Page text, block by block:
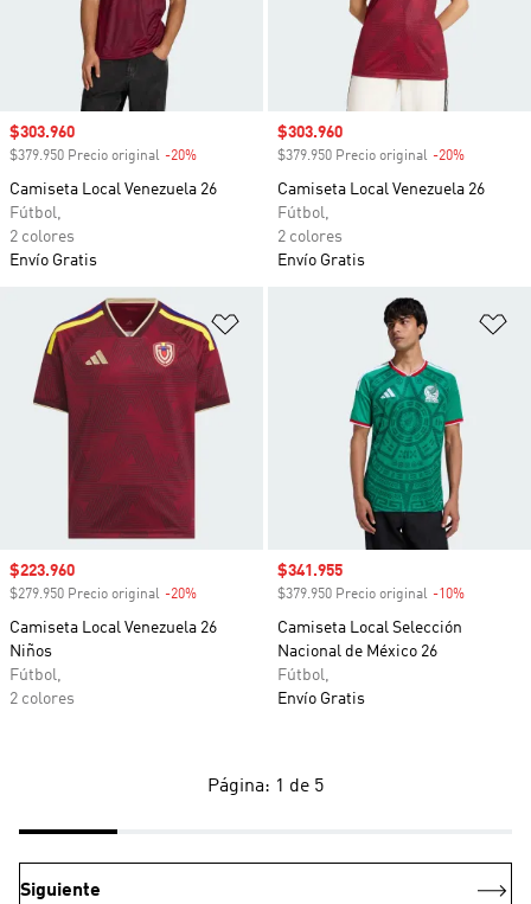
Precio de venta
$303.960
$379.950 Precio original -20%
Camiseta Local Venezuela 26
Fútbol,
2 colores
Envío Gratis
Precio de venta
$303.960
$379.950 Precio original -20%
Camiseta Local Venezuela 26
Fútbol,
2 colores
Envío Gratis
Añadir a la lista de deseos
Precio de venta
$223.960
$279.950 Precio original -20%
Camiseta Local Venezuela 26
Niños
Fútbol,
2 colores
Precio de venta
$341.955
$379.950 Precio original -10%
Camiseta Local Selección
Nacional de México 26
Fútbol,
Envío Gratis
Página: 1 de 5
Siguiente